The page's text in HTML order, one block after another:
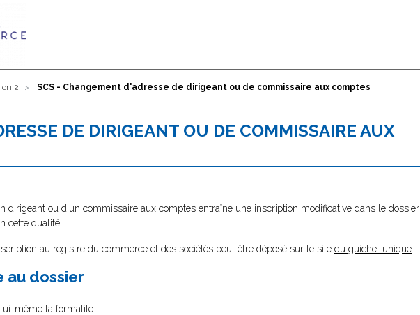
2 SCS - Changement d'adresse de dirigeant ou de commissaire aux comptes
DE DIRIGEANT OU DE COMMISSAIRE AUX
dirigeant ou d'un commissaire aux comptes entraîne une inscription modificative dans le dossier
cette qualité.
au registre du commerce et des sociétés peut être déposé sur le site du guichet unique
au dossier
même la formalité